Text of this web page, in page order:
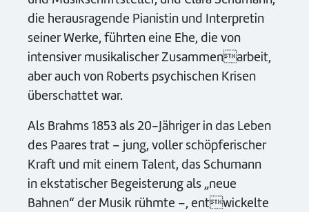
die herausragende Pianistin und Interpretin
seiner Werke, führten eine Ehe, die von
intensiver musikalischer Zusammenarbeit,
aber auch von Roberts psychischen Krisen
überschattet war.
Als Brahms 1853 als 20-Jähriger in das Leben
des Paares trat – jung, voller schöpferischer
Kraft und mit einem Talent, das Schumann
in ekstatischer Begeisterung als „neue
Bahnen“ der Musik rühmte –, entwickelte